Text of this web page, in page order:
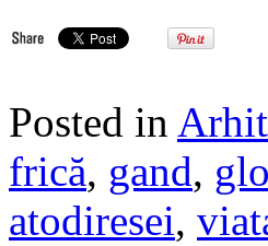
Posted in
frică, gand,
atodiresei,